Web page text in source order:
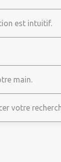
est intuitif.
main.
votre